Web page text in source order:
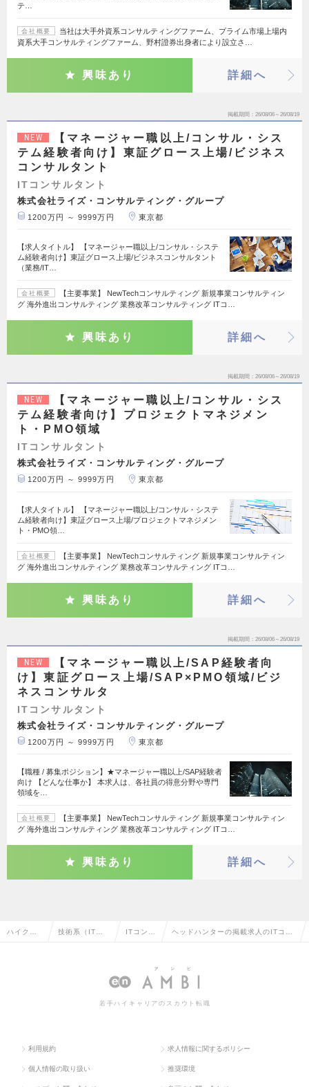
テ…
会社概要
当社は大手外資系コンサルティングファーム、プライム市場上場内
資系大手コンサルティングファーム、野村證券出身者により設立さ…
興味あり 詳細へ
掲載期間 26/08/06～26/08/19
NEW
【マネージャー職以上/コンサル・シス
テム経験者向け】東証グロース上場/ビジネス
コンサルタント
ITコンサルタント
株式会社ライズ・コンサルティング・グループ
1200万円 ～ 9999万円 東京都
【求人タイトル】 【マネージャー職以上/コンサル・システ
ム経験者向け】東証グロース上場/ビジネスコンサルタント
（業務/IT…
会社概要
【主要事業】 NewTechコンサルティング 新規事業コンサルティン
グ 海外進出コンサルティング 業務改革コンサルティング ITコ…
興味あり 詳細へ
掲載期間 26/08/06～26/08/19
NEW
【マネージャー職以上/コンサル・シス
テム経験者向け】プロジェクトマネジメン
ト・PMO領域
ITコンサルタント
株式会社ライズ・コンサルティング・グループ
1200万円 ～ 9999万円 東京都
【求人タイトル】 【マネージャー職以上/コンサル・システ
ム経験者向け】東証グロース上場/プロジェクトマネジメン
ト・PMO領…
会社概要
【主要事業】 NewTechコンサルティング 新規事業コンサルティン
グ 海外進出コンサルティング 業務改革コンサルティング ITコ…
興味あり 詳細へ
掲載期間 26/08/06～26/08/19
NEW
【マネージャー職以上/SAP経験者向
け】東証グロース上場/SAP×PMO領域/ビジ
ネスコンサルタ
ITコンサルタント
株式会社ライズ・コンサルティング・グループ
1200万円 ～ 9999万円 東京都
【職種 / 募集ポジション】★マネージャー職以上/SAP経験者
向け 【どんな仕事か】 本求人は、各社員の得意分野や専門
領域を…
会社概要
【主要事業】 NewTechコンサルティング 新規事業コンサルティン
グ 海外進出コンサルティング 業務改革コンサルティング ITコ…
興味あり 詳細へ
ハイクラ 技術系（IT・W ITコンサ ヘッドハンターの掲載求人のITコン
若手ハイキャリアのスカウト転職
利用規約 求人情報に関するポリシー
個人情報の取り扱い 推奨環境